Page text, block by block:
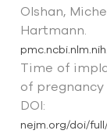
Olshan,
Hartmann.
Time of
of pregnancy
DOI:
nejm.org/doi/